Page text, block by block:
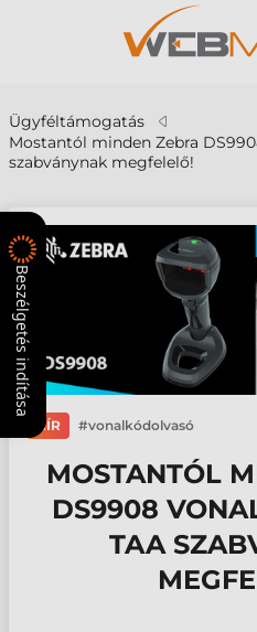
Ügyféltámogatás
Mostantól minden Zebra
szabványnak megfelelő!
HÍR vonalkódolvasó
MOSTANTÓL
DS9908
TAA
Beszélgetés indítása